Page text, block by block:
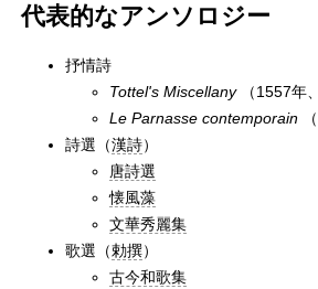
代表的なアンソロジー
抒情詩
Tottel's Miscellany（1557年
Le Parnasse contemporain（
詩選（漢詩）
唐詩選
懐風藻
文華秀麗集
歌選（勅撰）
古今和歌集